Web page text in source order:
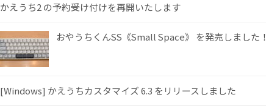
かえうち2 の予約受け付けを再開いたします
おやうちくんSS《Small Space》 を発売しました！
[Windows] かえうちカスタマイズ 6.3 をリリースしました